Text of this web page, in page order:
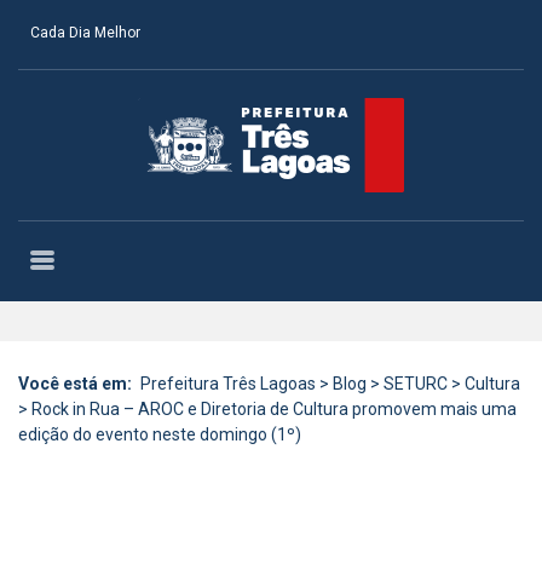
Cada Dia Melhor
Você está em: Prefeitura Três Lagoas > Blog > SETURC > Cultura
> Rock in Rua – AROC e Diretoria de Cultura promovem mais uma
edição do evento neste domingo (1º)